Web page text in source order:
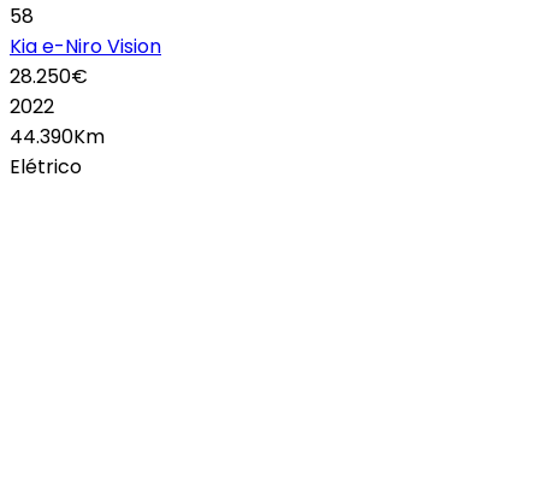
58
Kia e-Niro Vision
28.250€
2022
44.390Km
Elétrico